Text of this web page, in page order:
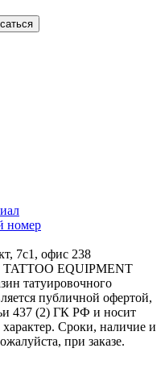
номер
7с1, офис 238
TATTOO EQUIPMENT
татуировочного
публичной офертой,
437 (2) ГК РФ и носит
Сроки, наличие и
при заказе.